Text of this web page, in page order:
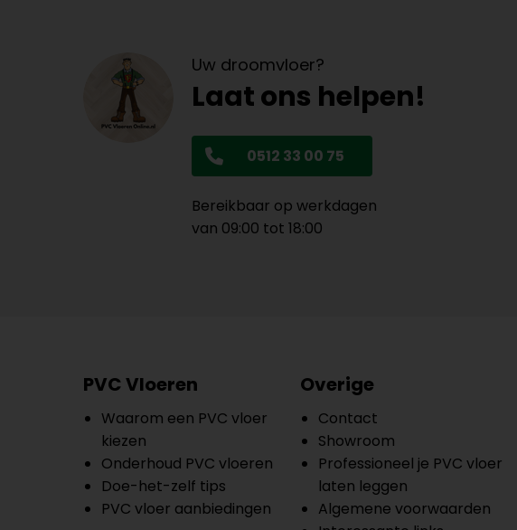
Uw droomvloer?
Laat ons helpen!
0512 33 00 75
Bereikbaar op werkdagen
van 09:00 tot 18:00
PVC Vloeren
Waarom een PVC vloer
kiezen
Onderhoud PVC vloeren
Doe-het-zelf tips
PVC vloer aanbiedingen
Overige
Contact
Showroom
Professioneel je PVC vloer
laten leggen
Algemene voorwaarden